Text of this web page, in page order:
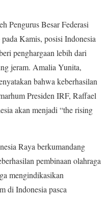
Pengurus Besar Federasi
Kamis, posisi Indonesia
penghargaan lebih dari
jeram. Amalia Yunita,
bahwa keberhasilan
Presiden IRF, Raffael
akan menjadi “the rising
Raya berkumandang
pembinaan olahraga
mengindikasikan
di Indonesia pasca